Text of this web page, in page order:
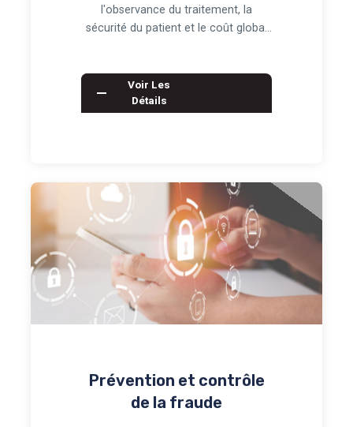
l'observance du traitement, la
sécurité du patient et le coût global
Voir Les
Détails
Prévention et contrôle
de la fraude